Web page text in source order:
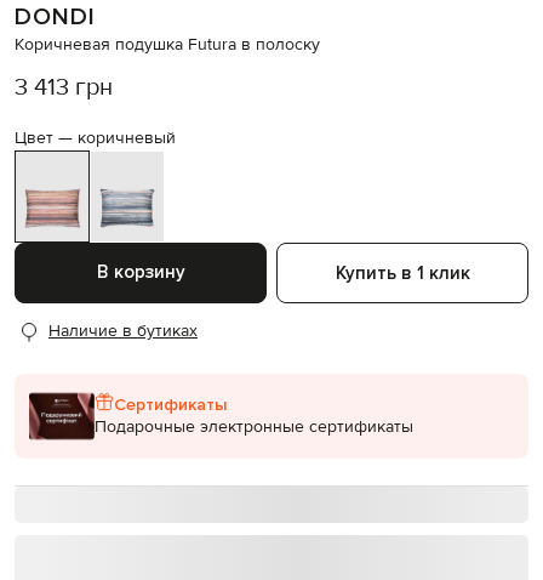
DONDI
Коричневая подушка Futura в полоску
3 413 грн
Цвет — коричневый
В корзину Купить в 1 клик
Наличие в бутиках
Сертификаты
Подарочные электронные сертификаты